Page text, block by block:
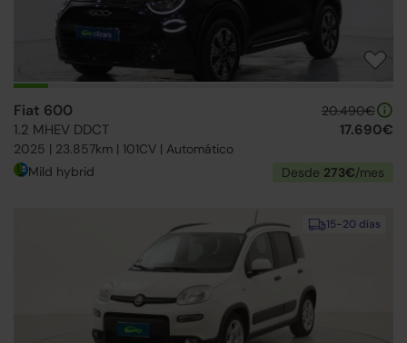
Fiat 600
1.2 MHEV DDCT
2025 | 23.857km | 101CV | Automático
20.490€
17.690€
Mild hybrid Desde 273€/mes
15-20 días